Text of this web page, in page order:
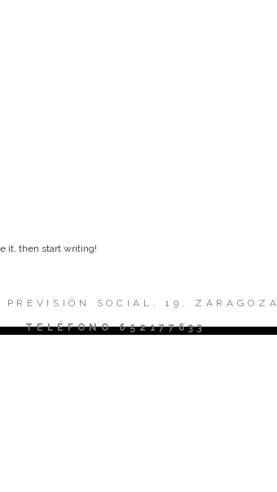
it, then start writing!
PREVISIÓN SOCIAL, 19, ZARAGOZA
TELÉFONO 652177633